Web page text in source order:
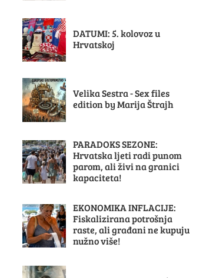
DATUMI: 5. kolovoz u
Hrvatskoj
Velika Sestra - Sex files
edition by Marija Štrajh
PARADOKS SEZONE:
Hrvatska ljeti radi punom
parom, ali živi na granici
kapaciteta!
EKONOMIKA INFLACIJE:
Fiskalizirana potrošnja
raste, ali građani ne kupuju
nužno više!